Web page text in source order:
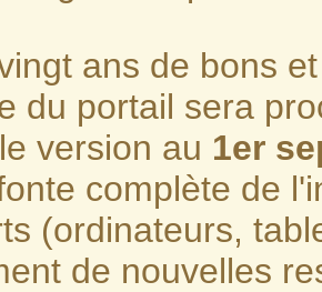
ans de bons
du portail sera
version au 1er
complète de
(ordinateurs,
de nouvelles